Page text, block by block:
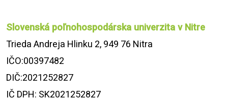
Slovenská poľnohospodárska univerzita v Nitre
Trieda Andreja Hlinku 2, 949 76 Nitra
IČO:00397482
DIČ:2021252827
IČ DPH: SK2021252827